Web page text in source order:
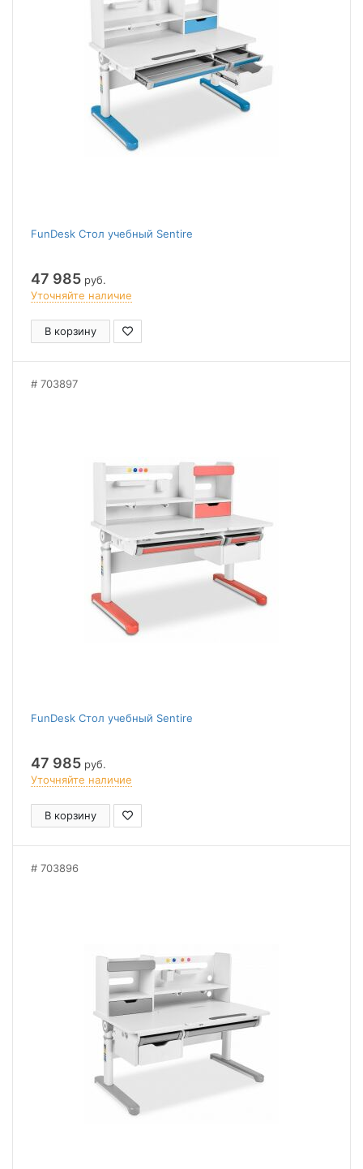
FunDesk Стол учебный Sentire
47 985 руб.
Уточняйте наличие
В корзину
703897
FunDesk Стол учебный Sentire
47 985 руб.
Уточняйте наличие
В корзину
703896